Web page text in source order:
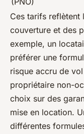
Ces tarifs reflètent
couverture et des
exemple, un
préférer une
risque accru de
propriétaire non-
choix sur des
mise en location.
différentes